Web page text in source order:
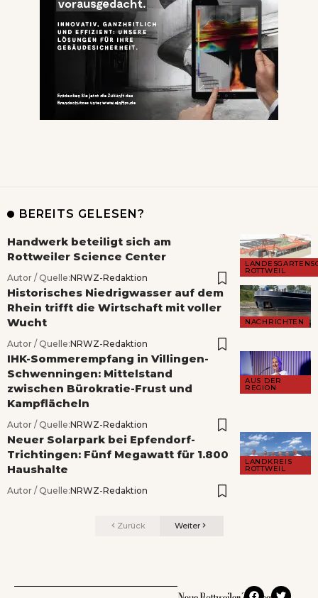
BEREITS GELESEN?
ROTTWEIL
Handwerk beteiligt sich am
Rottweiler Science Center
Autor / Quelle:NRWZ-Redaktion
NACHRICHTEN
Historisches Niedrigwasser auf dem
Rhein trifft die Wirtschaft mit voller
Wucht
Autor / Quelle:NRWZ-Redaktion
AUS DER
REGION
IHK-Sommerempfang in Villingen-
Schwenningen: Mittelstand
zwischen Bürokratie-Frust und
Kampflächeln
Autor / Quelle:NRWZ-Redaktion
LANDKREIS
ROTTWEIL
Neuer Solarpark bei Epfendorf-
Trichtingen: Fünf Megawatt für 1.800
Haushalte
Autor / Quelle:NRWZ-Redaktion
Zurück Weiter